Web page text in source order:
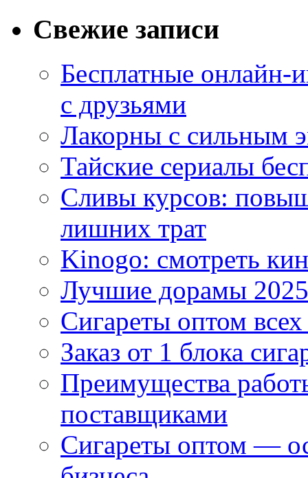
Свежие записи
Бесплатные
с друзьями
Лакорны с сильным
Тайские сериалы
Сливы курсов:
лишних трат
Kinogo: смотреть
Лучшие дорамы
Сигареты оптом
Заказ от 1 блока
Преимущества
поставщиками
Сигареты оптом —